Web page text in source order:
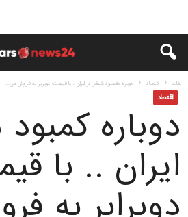
خانه اقتصاد دوباره کمبود شکر در ایران .. با قیمت دوبرابر به فروش می‌...
اقتصاد
دوباره
ایران .. با